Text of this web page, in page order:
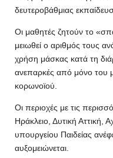
δευτεροβάθμιας
Οι μαθητές ζητούν το
μειωθεί ο αριθμός τους
χρήση μάσκας κατά τη
ανεπαρκές από μόνο του
κορωνοϊού.
Οι περιοχές με τις
Ηράκλειο, Δυτική Αττική,
υπουργείου Παιδείας
αυξομειώνεται.